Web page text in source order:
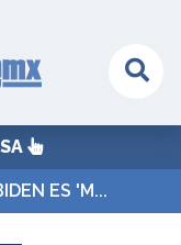
ES 'M...